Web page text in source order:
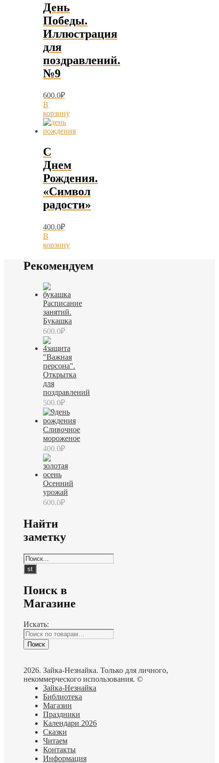
День
Победы.
Иллюстрация
для
поздравлений.
№9
600.0₽
В
корзину
С
Днем
Рождения.
«Символ
радости»
400.0₽
В
корзину
Рекомендуем
Расписание
занятий.
Букашка
600.0₽
"Важная
персона".
Открытка
для
поздравлений
500.0₽
Сливочное
мороженое
400.0₽
Осенний
урожай
600.0₽
Найти
заметку
Поиск в
Магазине
Искать:
Поиск
2026. Зайка-Незнайка. Только для личного,
некоммерческого использования. ©
Зайка-Незнайка
Библиотека
Магазин
Праздники
Календари 2026
Сказки
Читаем
Контакты
Информация